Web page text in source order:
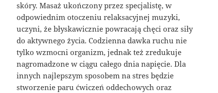
skóry. Masaż ukończony przez specjalistę, w
odpowiednim otoczeniu relaksacyjnej muzyki,
uczyni, że błyskawicznie powracają chęci oraz siły
do aktywnego życia. Codzienna dawka ruchu nie
tylko wzmocni organizm, jednak też zredukuje
nagromadzone w ciągu całego dnia napięcie. Dla
innych najlepszym sposobem na stres będzie
stworzenie paru ćwiczeń oddechowych oraz